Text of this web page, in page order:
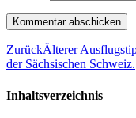
ZurückÄlterer
der Sächsischen Schweiz.
Inhaltsverzeichnis